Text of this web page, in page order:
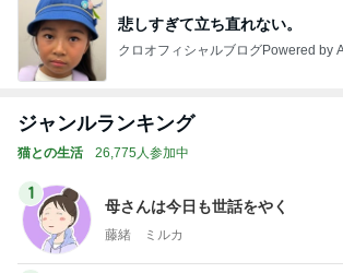
悲しすぎて立ち直れない。
クロオフィシャルブログPowered by
ジャンルランキング
猫との生活 26,775人参加中
1
母さんは今日も世話をやく
藤緒 ミルカ